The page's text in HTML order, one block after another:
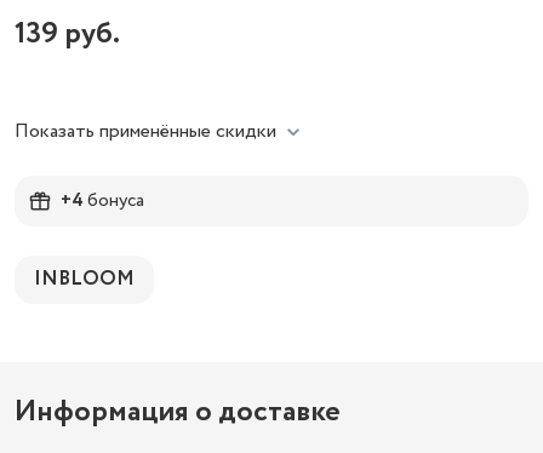
139 руб.
Показать применённые скидки
+4бонуса
INBLOOM
Информация о доставке